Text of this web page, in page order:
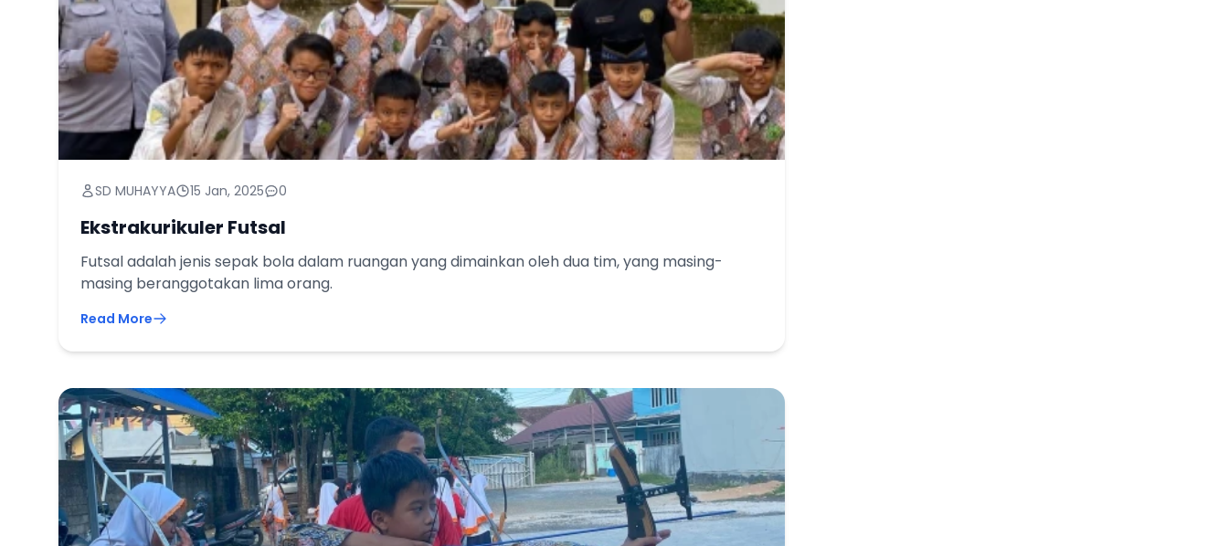
SD MUHAYYA 15 Jan, 2025 0
Ekstrakurikuler Futsal
Futsal adalah jenis sepak bola dalam ruangan yang dimainkan oleh dua tim, yang masing-
masing beranggotakan lima orang.
Read More